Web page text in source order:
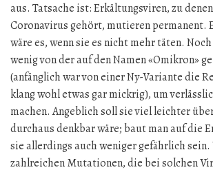
aus. Tatsache ist: Erkältungsviren, zu
Coronavirus gehört, mutieren permanent.
wäre es, wenn sie es nicht mehr täten.
wenig von der auf den Namen «Omikron»
(anfänglich war von einer Ny-Variante die
klang wohl etwas gar mickrig), um
machen. Angeblich soll sie viel leichter
durchaus denkbar wäre; baut man auf die
sie allerdings auch weniger gefährlich sein.
zahlreichen Mutationen, die bei solchen